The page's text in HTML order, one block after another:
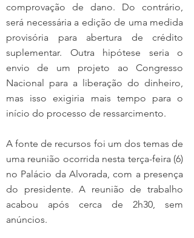
comprovação de dano. Do contrário,
será necessária a edição de uma medida
provisória para abertura de crédito
suplementar. Outra hipótese seria o
envio de um projeto ao Congresso
Nacional para a liberação do dinheiro,
mas isso exigiria mais tempo para o
início do processo de ressarcimento.
A fonte de recursos foi um dos temas de
uma reunião ocorrida nesta terça-feira (6)
no Palácio da Alvorada, com a presença
do presidente. A reunião de trabalho
acabou após cerca de 2h30, sem
anúncios.